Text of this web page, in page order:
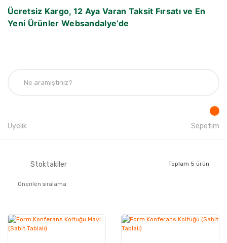
Ücretsiz Kargo, 12 Aya Varan Taksit Fırsatı ve En
Yeni Ürünler Websandalye’de
Üyelik Sepetim
Stoktakiler Toplam 5 ürün